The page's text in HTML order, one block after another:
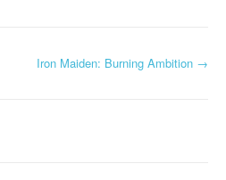
Iron Maiden: Burning Ambition →